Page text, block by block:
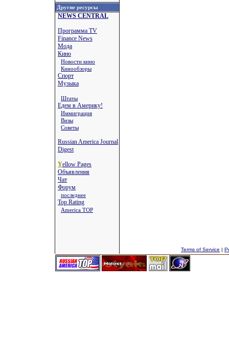
Другие ресурсы
NEWS CENTRAL
Программа TV
Finance News
Мода
Кино
Новости кино
Кинообзоры
Спорт
Музыка
Штаты
Едем в Америку!
Иммиграция
Визы
Советы
Russian America Journal
Digest
Yellow Pages
Объявления
Чат
Форум
последнее
Top Rating
America TOP
Terms of Service |